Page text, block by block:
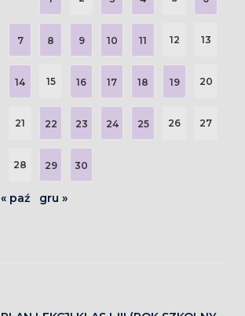
7 8 9 10 11 12 13
14 15 16 17 18 19 20
21 22 23 24 25 26 27
28 29 30
« paź gru »